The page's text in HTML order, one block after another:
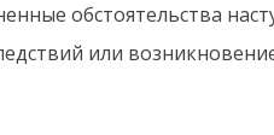
обстоятельства
или